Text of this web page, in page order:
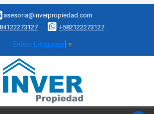
asesoria@inverpropiedad.com
+582122273127
Select Language ▼